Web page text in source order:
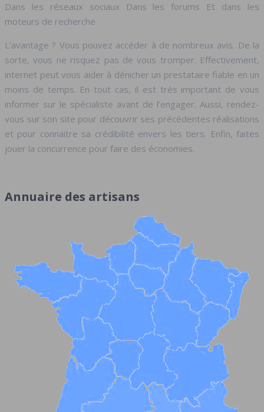
Dans les réseaux sociaux Dans les forums Et dans les
moteurs de recherche
L’avantage ? Vous pouvez accéder à de nombreux avis. De la
sorte, vous ne risquez pas de vous tromper. Effectivement,
internet peut vous aider à dénicher un prestataire fiable en un
moins de temps. En tout cas, il est très important de vous
informer sur le spécialiste avant de l’engager. Aussi, rendez-
vous sur son site pour découvrir ses précédentes réalisations
et pour connaitre sa crédibilité envers les tiers. Enfin, faites
jouer la concurrence pour faire des économies.
Annuaire des artisans